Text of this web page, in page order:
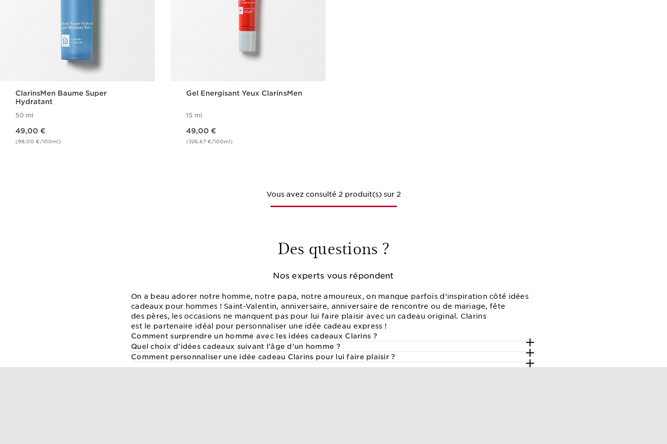
ClarinsMen Baume Super
Hydratant
50 ml
49,00 €
(98,00 €/100ml)
Gel Energisant Yeux ClarinsMen
15 ml
49,00 €
(326,67 €/100ml)
Vous avez consulté 2 produit(s) sur 2
Des questions ?
Nos experts vous répondent
On a beau adorer notre homme, notre papa, notre amoureux, on manque parfois d’inspiration côté idées
cadeaux pour hommes ! Saint-Valentin, anniversaire, anniversaire de rencontre ou de mariage, fête
des pères, les occasions ne manquent pas pour lui faire plaisir avec un cadeau original. Clarins
est le partenaire idéal pour personnaliser une idée cadeau express !
Comment surprendre un homme avec les idées cadeaux Clarins ?
Quel choix d’idées cadeaux suivant l’âge d’un homme ?
Comment personnaliser une idée cadeau Clarins pour lui faire plaisir ?